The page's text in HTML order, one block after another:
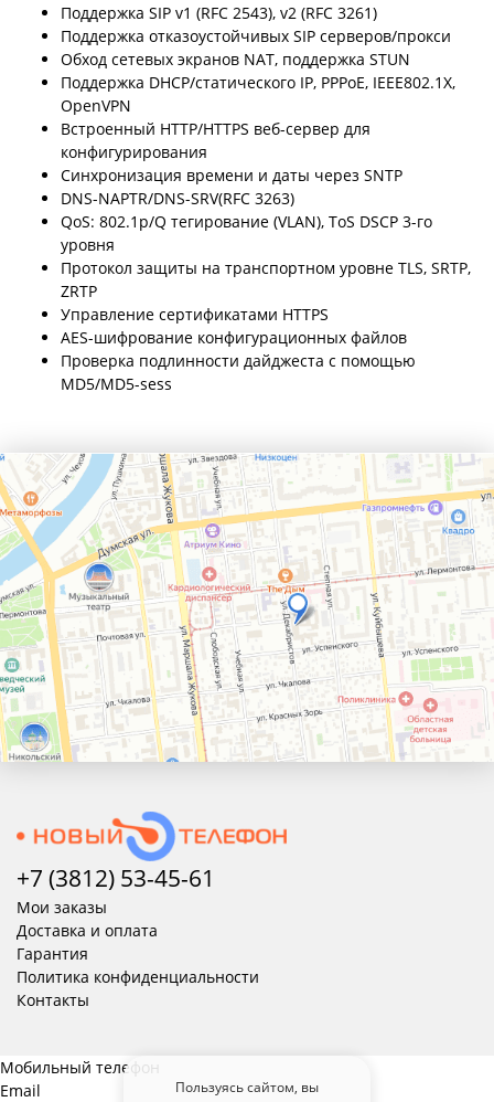
Поддержка SIP v1 (RFC 2543), v2 (RFC 3261)
Поддержка отказоустойчивых SIP серверов/прокси
Обход сетевых экранов NAT, поддержка STUN
Поддержка DHCP/статического IP, PPPoE, IEEE802.1X,
OpenVPN
Встроенный HTTP/HTTPS веб-сервер для
конфигурирования
Синхронизация времени и даты через SNTP
DNS-NAPTR/DNS-SRV(RFC 3263)
QoS: 802.1p/Q тегирование (VLAN), ToS DSCP 3-го
уровня
Протокол защиты на транспортном уровне TLS, SRTP,
ZRTP
Управление сертификатами HTTPS
AES-шифрование конфигурационных файлов
Проверка подлинности дайджеста с помощью
MD5/MD5-sess
+7 (3812) 53-45-61
Мои заказы
Доставка и оплата
Гарантия
Политика конфиденциальности
Контакты
Пользуясь сайтом, вы
Мобильный телефон
Email